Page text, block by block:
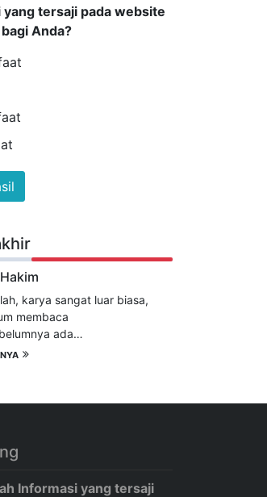
tersaji pada website
Anda?
karya sangat luar biasa,
membaca
ada…
Informasi yang tersaji